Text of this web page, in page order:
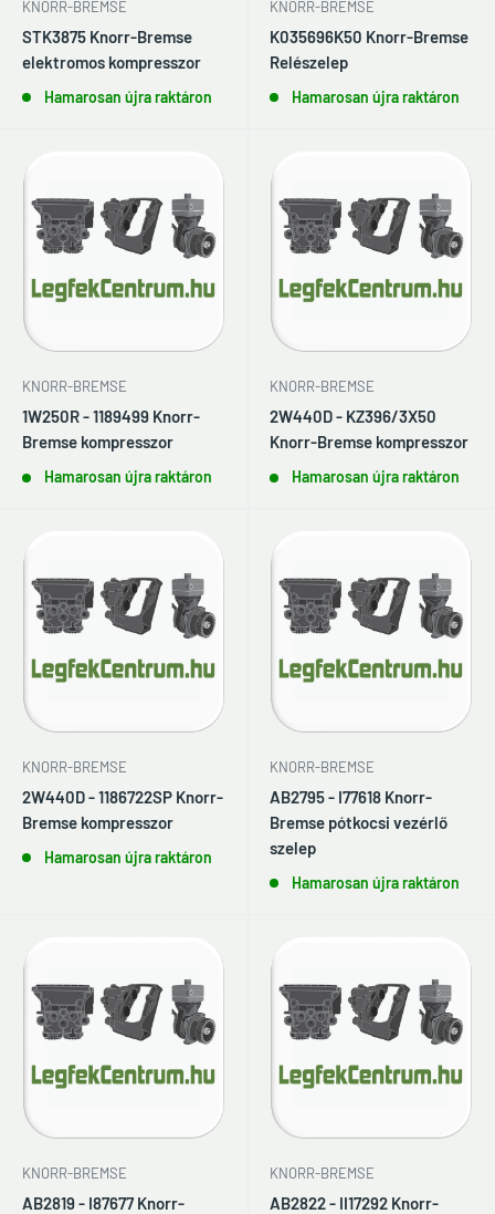
KNORR-BREMSE
STK3875 Knorr-Bremse
elektromos kompresszor
Hamarosan újra raktáron
KNORR-BREMSE
K035696K50 Knorr-Bremse
Relészelep
Hamarosan újra raktáron
KNORR-BREMSE
1W250R - 1189499 Knorr-
Bremse kompresszor
Hamarosan újra raktáron
KNORR-BREMSE
2W440D - KZ396/3X50
Knorr-Bremse kompresszor
Hamarosan újra raktáron
KNORR-BREMSE
2W440D - 1186722SP Knorr-
Bremse kompresszor
Hamarosan újra raktáron
KNORR-BREMSE
AB2795 - I77618 Knorr-
Bremse pótkocsi vezérlő
szelep
Hamarosan újra raktáron
KNORR-BREMSE
AB2819 - I87677 Knorr-
KNORR-BREMSE
AB2822 - II17292 Knorr-